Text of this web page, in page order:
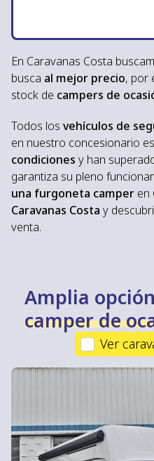
En Caravanas Costa
busca al mejor precio, por
stock de campers de
Todos los vehículos de
en nuestro concesionario
condiciones y han
garantiza su pleno
una furgoneta camper en
Caravanas Costa y
venta.
Amplia
camper de
Ver